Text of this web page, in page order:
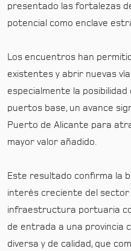
presentado las fortalezas
potencial como enclave
Los encuentros han
existentes y abrir nuevas
especialmente la
puertos base, un avance
Puerto de Alicante para
mayor valor añadido.
Este resultado confirma la
interés creciente del
infraestructura portuaria
de entrada a una provincia
diversa y de calidad, que